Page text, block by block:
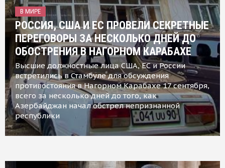
В МИРЕ
РОССИЯ, США И ЕС ПРОВЕЛИ СЕКРЕТНЫЕ
ПЕРЕГОВОРЫ ЗА НЕСКОЛЬКО ДНЕЙ ДО
ОБОСТРЕНИЯ В НАГОРНОМ КАРАБАХЕ
Высшие должностные лица США, ЕС и России
встретились в Стамбуле для обсуждения
противостояния в Нагорном Карабахе 17 сентября,
всего за несколько дней до того, как
Азербайджан начал обстрел непризнанной
республики